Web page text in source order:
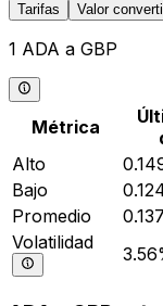
Tarifas Valor
1 ADA a GBP
Métrica
Alto
Bajo
Promedio
Volatilidad